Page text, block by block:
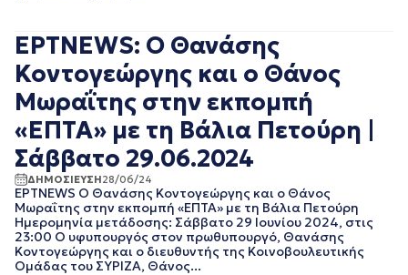
ΜΑΡΤΙΟΣ 2022
ΦΕΒΡΟΥΑΡΙΟΣ 2022
ΙΑΝΟΥΑΡΙΟΣ 2022
ΝΟΕΜΒΡΙΟΣ 2021
ΟΚΤΩΒΡΙΟΣ 2021
ΣΕΠΤΕΜΒΡΙΟΣ 2021
ΑΥΓΟΥΣΤΟΣ 2021
ΙΟΥΛΙΟΣ 2021
ΙΟΥΝΙΟΣ 2021
ΜΑΙΟΣ 2021
ΑΠΡΙΛΙΟΣ 2021
ΜΑΡΤΙΟΣ 2021
ΕΡΤNEWS: Ο Θανάσης
Κοντογεώργης και ο Θάνος
Μωραΐτης στην εκπομπή
«ΕΠΤΑ» με τη Βάλια Πετούρη |
Σάββατο 29.06.2024
ΔΗΜΟΣΙΕΥΣΗ28/06/24
ΕΡΤNEWS Ο Θανάσης Κοντογεώργης και ο Θάνος
Μωραΐτης στην εκπομπή «ΕΠΤΑ» με τη Βάλια Πετούρη
Ημερομηνία μετάδοσης: Σάββατο 29 Ιουνίου 2024, στις
23:00 Ο υφυπουργός στον πρωθυπουργό, Θανάσης
Κοντογεώργης και ο διευθυντής της Κοινοβουλευτικής
Ομάδας του ΣΥΡΙΖΑ, Θάνος...